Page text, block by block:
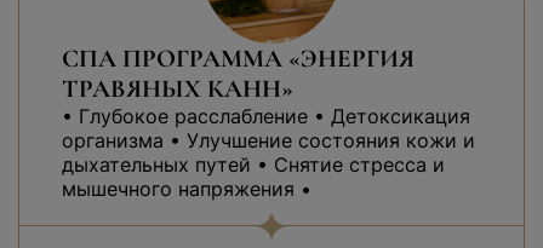
СПА ПРОГРАММА «ЭНЕРГИЯ
ТРАВЯНЫХ КАНН»
• Глубокое расслабление • Детоксикация
организма • Улучшение состояния кожи и
дыхательных путей • Снятие стресса и
мышечного напряжения •